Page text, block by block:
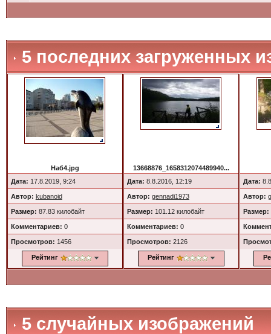
5 последних загруженных
Наб4.jpg
Дата: 17.8.2019, 9:24
Автор: kubanoid
Размер: 87.83 килобайт
Комментариев: 0
Просмотров: 1456
Рейтинг
13668876_1658312074489940...
Дата: 8.8.2016, 12:19
Автор: gennadi1973
Размер: 101.12 килобайт
Комментариев: 0
Просмотров: 2126
Рейтинг
Дата:
Автор:
Размер:
5 случайных изображений